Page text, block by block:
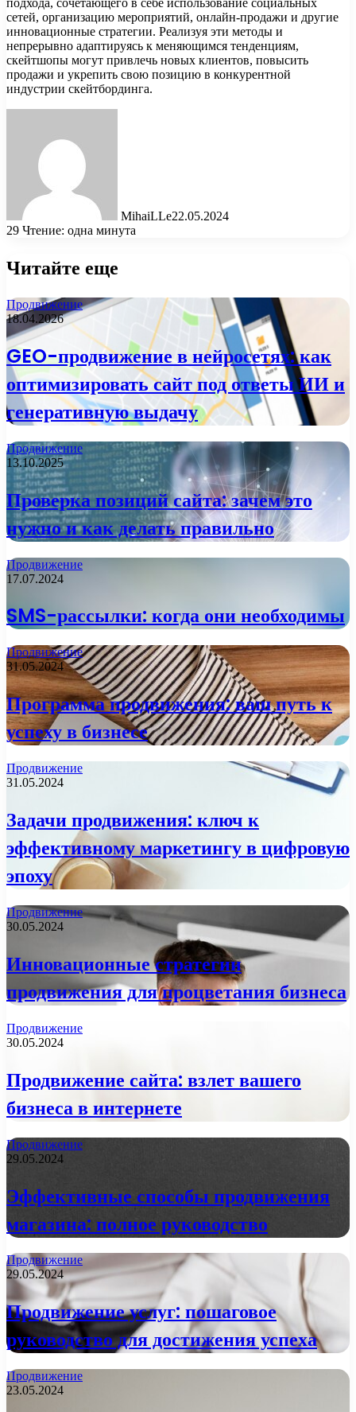
подхода, сочетающего в себе использование социальных
сетей, организацию мероприятий, онлайн-продажи и другие
инновационные стратегии. Реализуя эти методы и
непрерывно адаптируясь к меняющимся тенденциям,
скейтшопы могут привлечь новых клиентов, повысить
продажи и укрепить свою позицию в конкурентной
индустрии скейтбординга.
MihaiLLe22.05.2024
29 Чтение: одна минута
Читайте еще
Продвижение
18.04.2026
GEO-продвижение в нейросетях: как
оптимизировать сайт под ответы ИИ и
генеративную выдачу
Продвижение
13.10.2025
Проверка позиций сайта: зачем это
нужно и как делать правильно
Продвижение
17.07.2024
SMS-рассылки: когда они необходимы
Продвижение
31.05.2024
Программа продвижения: ваш путь к
успеху в бизнесе
Продвижение
31.05.2024
Задачи продвижения: ключ к
эффективному маркетингу в цифровую
эпоху
Продвижение
30.05.2024
Инновационные стратегии
продвижения для процветания бизнеса
Продвижение
30.05.2024
Продвижение сайта: взлет вашего
бизнеса в интернете
Продвижение
29.05.2024
Эффективные способы продвижения
магазина: полное руководство
Продвижение
29.05.2024
Продвижение услуг: пошаговое
руководство для достижения успеха
Продвижение
23.05.2024